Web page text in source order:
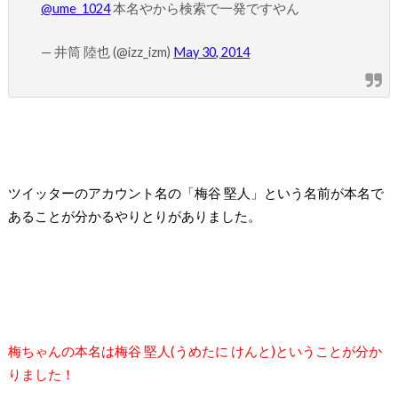
@ume_1024本名やから検索で一発ですやん
— 井筒 陸也 (@izz_izm) May 30, 2014
ツイッターのアカウント名の「梅谷 堅人」という名前が本名で
あることが分かるやりとりがありました。
梅ちゃんの本名は梅谷 堅人(うめたに けんと )ということが分か
りました！